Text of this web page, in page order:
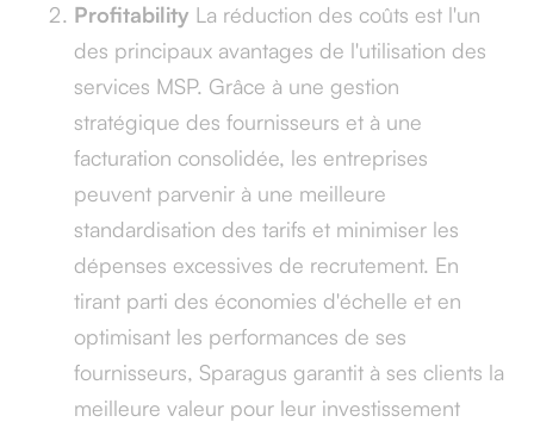
Profitability La réduction des coûts est l'un
des principaux avantages de l'utilisation des
services MSP. Grâce à une gestion
stratégique des fournisseurs et à une
facturation consolidée, les entreprises
peuvent parvenir à une meilleure
standardisation des tarifs et minimiser les
dépenses excessives de recrutement. En
tirant parti des économies d'échelle et en
optimisant les performances de ses
fournisseurs, Sparagus garantit à ses clients la
meilleure valeur pour leur investissement